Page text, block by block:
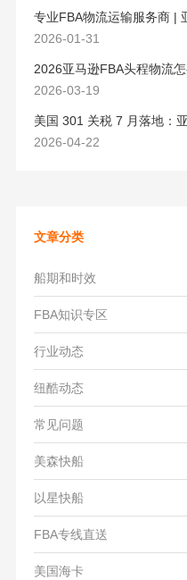
2026-01-31
2026-03-19
2026-04-22
文章分类
船期和时效
FBA知识专区
行业动态
纽酷动态
常见问题
美森快船
以星快船
FBA专线直送
美国海卡